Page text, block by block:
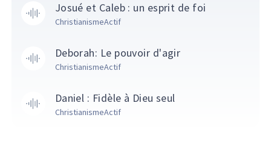
Josué et Caleb : un esprit de foi
ChristianismeActif
Deborah: Le pouvoir d'agir
ChristianismeActif
Daniel : Fidèle à Dieu seul
ChristianismeActif